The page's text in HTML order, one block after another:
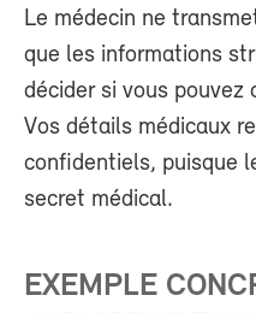
Le médecin ne
que les informations
décider si vous pouvez
Vos détails médicaux
confidentiels, puisque
secret médical.
EXEMPLE